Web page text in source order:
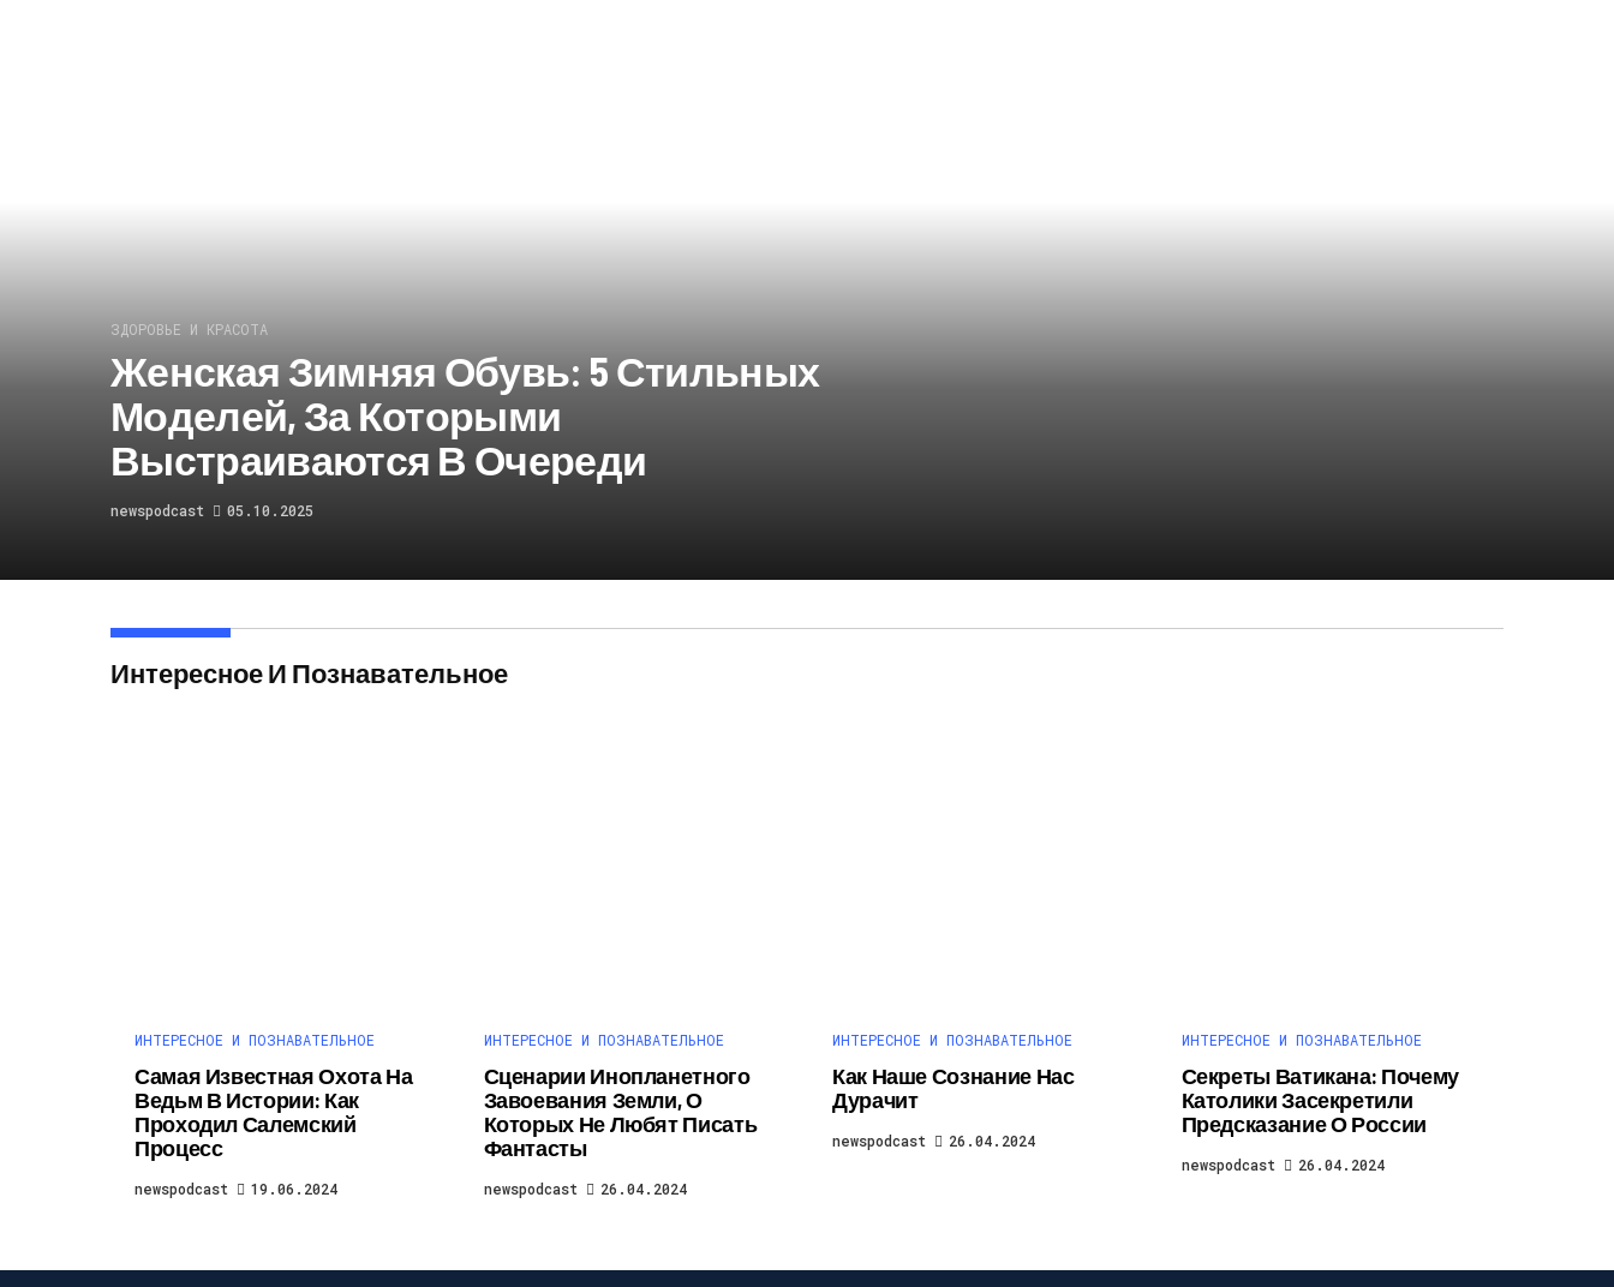
ЗДОРОВЬЕ И КРАСОТА
Женская Зимняя Обувь: 5 Стильных
Моделей, За Которыми
Выстраиваются В Очереди
newspodcast 05.10.2025
Интересное И Познавательное
ИНТЕРЕСНОЕ И ПОЗНАВАТЕЛЬНОЕ
Самая Известная Охота На
Ведьм В Истории: Как
Проходил Салемский
Процесс
newspodcast 19.06.2024
ИНТЕРЕСНОЕ И ПОЗНАВАТЕЛЬНОЕ
Сценарии Инопланетного
Завоевания Земли, О
Которых Не Любят Писать
Фантасты
newspodcast 26.04.2024
ИНТЕРЕСНОЕ И ПОЗНАВАТЕЛЬНОЕ
Как Наше Сознание Нас
Дурачит
newspodcast 26.04.2024
ИНТЕРЕСНОЕ И ПОЗНАВАТЕЛЬНОЕ
Секреты Ватикана: Почему
Католики Засекретили
Предсказание О России
newspodcast 26.04.2024